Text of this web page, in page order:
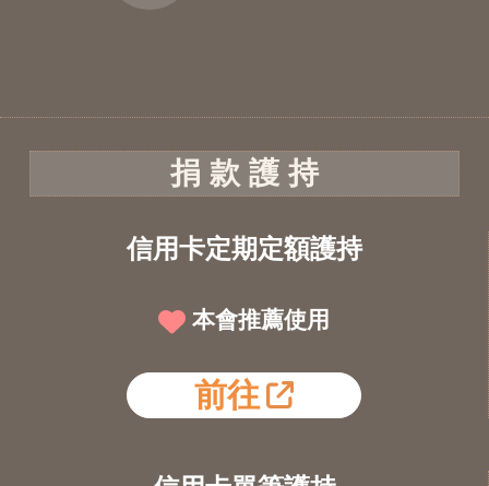
捐 款 護 持
信用卡定期定額護持
本會推薦使用
前往